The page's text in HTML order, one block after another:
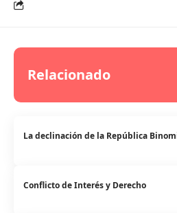
Relacionado
La declinación de la República
Conflicto de Interés y Derecho